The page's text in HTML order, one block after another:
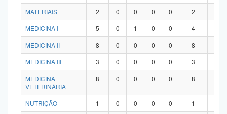
MATERIAIS 2 0 0 0 0 2
MEDICINA I
5 0 1 0 0 4
MEDICINA II
8 0 0 0 0 8
MEDICINA III
3 0 0 0 0 3
MEDICINA
VETERINÁRIA
8 0 0 0 0 8
NUTRIÇÃO 1 0 0 0 0 1